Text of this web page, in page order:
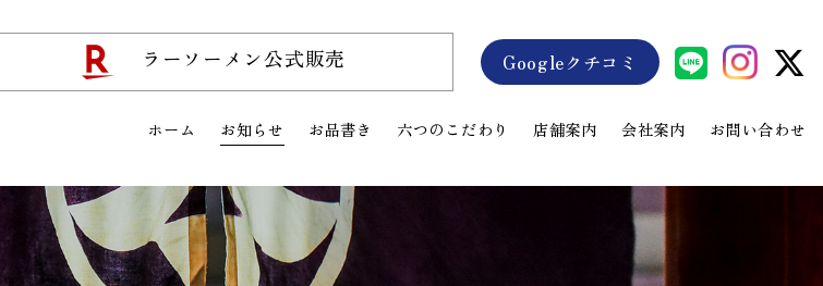
ラーソーメン公式販売 Googleクチコミ
ホーム お知らせ お品書き 六つのこだわり 店舗案内 会社案内 お問い合わせ